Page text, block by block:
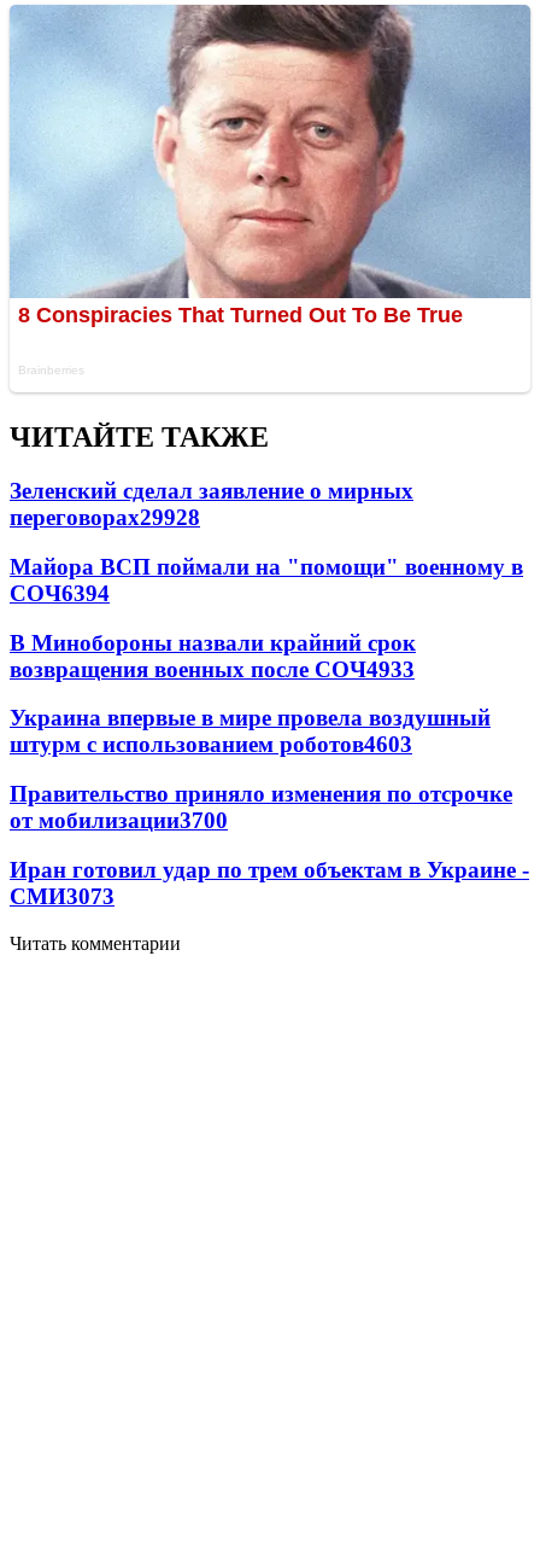
ЧИТАЙТЕ ТАКЖЕ
Зеленский сделал заявление о мирных
переговорах29928
Майора ВСП поймали на "помощи" военному в
СОЧ6394
В Минобороны назвали крайний срок
возвращения военных после СОЧ4933
Украина впервые в мире провела воздушный
штурм с использованием роботов4603
Правительство приняло изменения по отсрочке
от мобилизации3700
Иран готовил удар по трем объектам в Украине -
СМИ3073
Читать комментарии